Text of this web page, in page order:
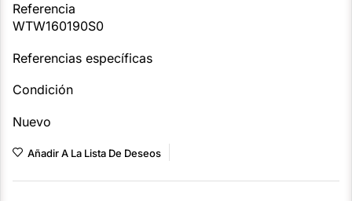
Referencia
WTW160190S0
Referencias específicas
Condición
Nuevo
Añadir A La Lista De Deseos